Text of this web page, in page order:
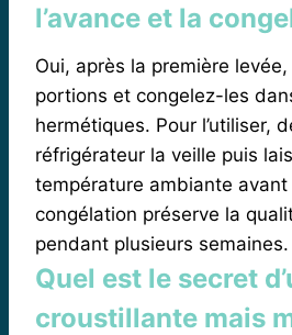
l’avance et la
Oui, après la première
portions et congelez-les
hermétiques. Pour l’utiliser,
réfrigérateur la veille puis
température ambiante avant
congélation préserve la
pendant plusieurs semaines.
Quel est le secret
croustillante mais